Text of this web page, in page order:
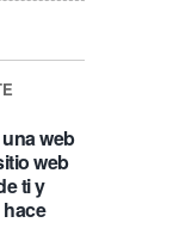
web
web
ti y